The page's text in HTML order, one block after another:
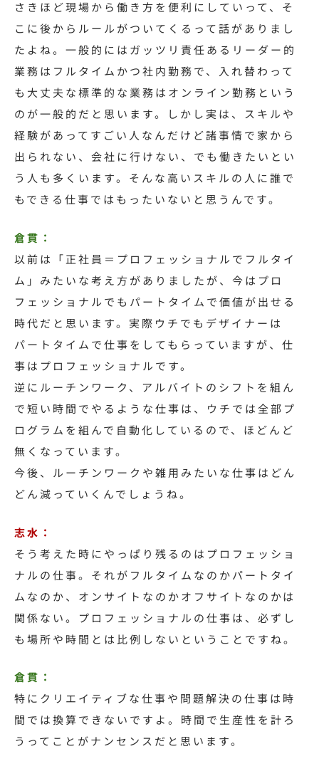
さきほど現場から働き方を便利にしていって、そ
こに後からルールがついてくるって話がありまし
たよね。一般的にはガッツリ責任あるリーダー的
業務はフルタイムかつ社内勤務で、入れ替わって
も大丈夫な標準的な業務はオンライン勤務という
のが一般的だと思います。しかし実は、スキルや
経験があってすごい人なんだけど諸事情で家から
出られない、会社に行けない、でも働きたいとい
う人も多くいます。そんな高いスキルの人に誰で
もできる仕事ではもったいないと思うんです。
倉貫：
以前は「正社員＝プロフェッショナルでフルタイ
ム」みたいな考え方がありましたが、今はプロ
フェッショナルでもパートタイムで価値が出せる
時代だと思います。実際ウチでもデザイナーは
パートタイムで仕事をしてもらっていますが、仕
事はプロフェッショナルです。
逆にルーチンワーク、アルバイトのシフトを組ん
で短い時間でやるような仕事は、ウチでは全部プ
ログラムを組んで自動化しているので、ほどんど
無くなっています。
今後、ルーチンワークや雑用みたいな仕事はどん
どん減っていくんでしょうね。
志水：
そう考えた時にやっぱり残るのはプロフェッショ
ナルの仕事。それがフルタイムなのかパートタイ
ムなのか、オンサイトなのかオフサイトなのかは
関係ない。 プロフェッショナルの仕事は、必ずし
も場所や時間とは比例しないということですね。
倉貫：
特にクリエイティブな仕事や問題解決の仕事は時
間では換算できないですよ。時間で生産性を計ろ
うってことがナンセンスだと思います。